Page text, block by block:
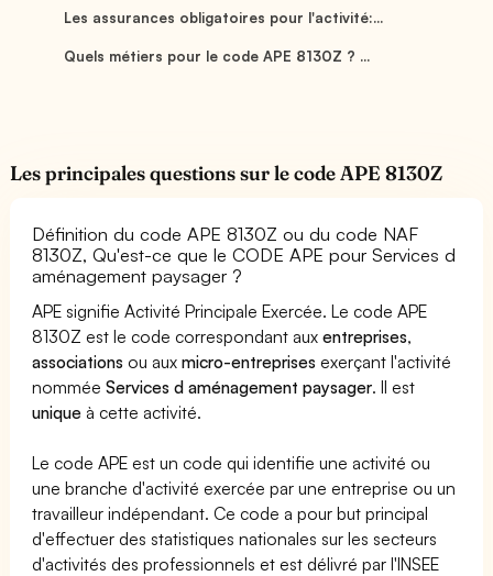
Les assurances obligatoires pour l'activité:...
Quels métiers pour le code APE 8130Z ? ...
Les principales questions sur le code APE 8130Z
Définition du code APE 8130Z ou du code NAF
8130Z, Qu'est-ce que le CODE APE pour Services d
aménagement paysager ?
APE signifie Activité Principale Exercée. Le code APE
8130Z est le code correspondant auxentreprises,
associations ou auxmicro-entreprises exerçant l'activité
nomméeServices d aménagement paysager. Il est
unique à cette activité.
Le code APE est un code qui identifie une activité ou
une branche d'activité exercée par une entreprise ou un
travailleur indépendant. Ce code a pour but principal
d'effectuer des statistiques nationales sur les secteurs
d'activités des professionnels et est délivré par l'INSEE